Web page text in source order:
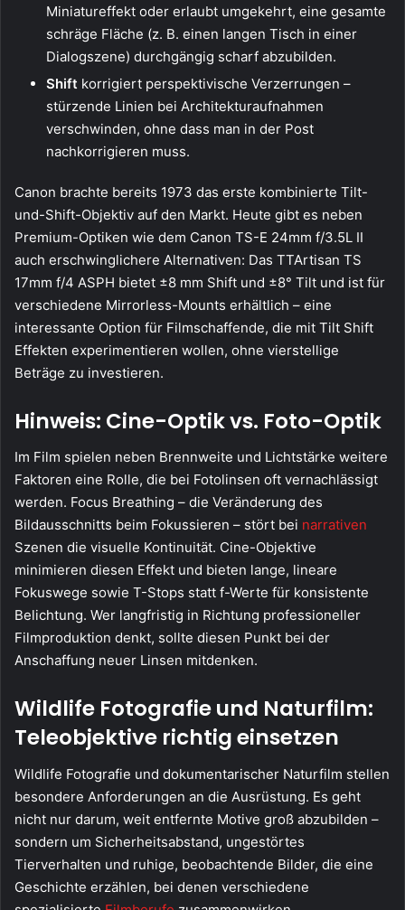
Miniatureffekt oder erlaubt umgekehrt, eine gesamte
schräge Fläche (z. B. einen langen Tisch in einer
Dialogszene) durchgängig scharf abzubilden.
Shift korrigiert perspektivische Verzerrungen –
stürzende Linien bei Architekturaufnahmen
verschwinden, ohne dass man in der Post
nachkorrigieren muss.
Canon brachte bereits 1973 das erste kombinierte Tilt-
und-Shift-Objektiv auf den Markt. Heute gibt es neben
Premium-Optiken wie dem Canon TS-E 24mm f/3.5L II
auch erschwinglichere Alternativen: Das TTArtisan TS
17mm f/4 ASPH bietet ±8 mm Shift und ±8° Tilt und ist für
verschiedene Mirrorless-Mounts erhältlich – eine
interessante Option für Filmschaffende, die mit Tilt Shift
Effekten experimentieren wollen, ohne vierstellige
Beträge zu investieren.
Hinweis: Cine-Optik vs. Foto-Optik
Im Film spielen neben Brennweite und Lichtstärke weitere
Faktoren eine Rolle, die bei Fotolinsen oft vernachlässigt
werden. Focus Breathing – die Veränderung des
Bildausschnitts beim Fokussieren – stört bei narrativen
Szenen die visuelle Kontinuität. Cine-Objektive
minimieren diesen Effekt und bieten lange, lineare
Fokuswege sowie T-Stops statt f-Werte für konsistente
Belichtung. Wer langfristig in Richtung professioneller
Filmproduktion denkt, sollte diesen Punkt bei der
Anschaffung neuer Linsen mitdenken.
Wildlife Fotografie und Naturfilm:
Teleobjektive richtig einsetzen
Wildlife Fotografie und dokumentarischer Naturfilm stellen
besondere Anforderungen an die Ausrüstung. Es geht
nicht nur darum, weit entfernte Motive groß abzubilden –
sondern um Sicherheitsabstand, ungestörtes
Tierverhalten und ruhige, beobachtende Bilder, die eine
Geschichte erzählen, bei denen verschiedene